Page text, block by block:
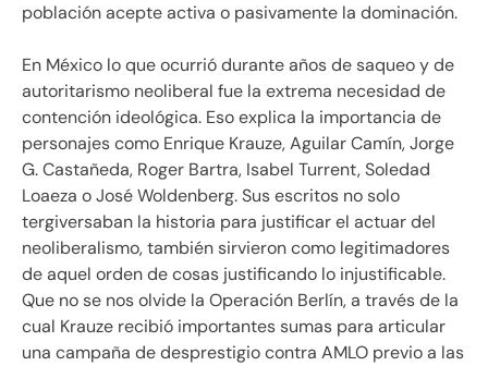
población acepte activa o pasivamente la dominación.
En México lo que ocurrió durante años de saqueo y de
autoritarismo neoliberal fue la extrema necesidad de
contención ideológica. Eso explica la importancia de
personajes como Enrique Krauze, Aguilar Camín, Jorge
G. Castañeda, Roger Bartra, Isabel Turrent, Soledad
Loaeza o José Woldenberg. Sus escritos no solo
tergiversaban la historia para justificar el actuar del
neoliberalismo, también sirvieron como legitimadores
de aquel orden de cosas justificando lo injustificable.
Que no se nos olvide la Operación Berlín, a través de la
cual Krauze recibió importantes sumas para articular
una campaña de desprestigio contra AMLO previo a las